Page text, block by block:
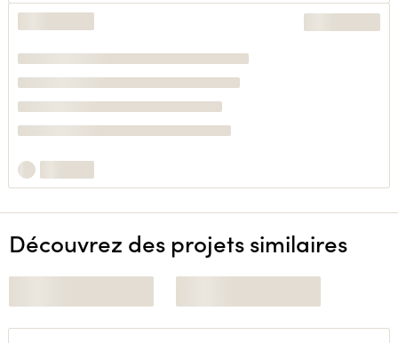
Découvrez des projets similaires